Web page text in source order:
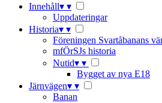
Innehåll▾ ▾
Uppdateringar
Historia▾ ▾
Föreningen Svartåbanans
mfÖrSJs historia
Nutid▾ ▾
Bygget av nya E18
Järnvägen▾ ▾
Banan